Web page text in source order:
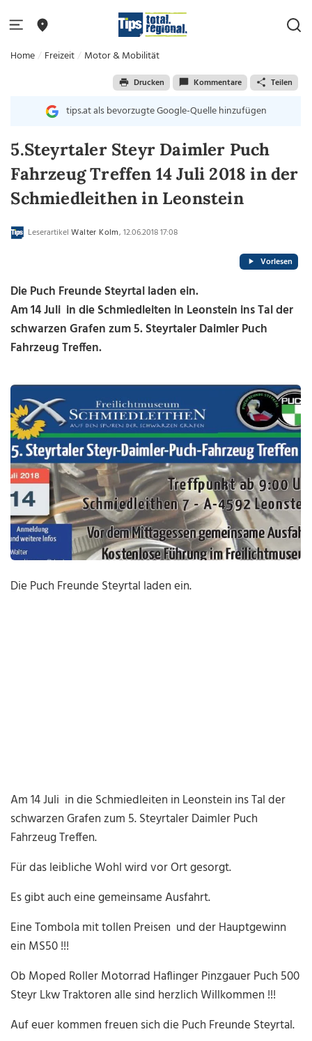
Home Freizeit Motor & Mobilität
Drucken Kommentare Teilen
tips.at als bevorzugte Google-Quelle hinzufügen
5.Steyrtaler Steyr Daimler Puch
Fahrzeug Treffen 14 Juli 2018 in der
Schmiedleithen in Leonstein
LeserartikelWalter Kolm, 12.06.2018 17:08
Vorlesen
Die Puch Freunde Steyrtal laden ein.
Am 14 Juli in die Schmiedleiten in Leonstein ins Tal der
schwarzen Grafen zum 5. Steyrtaler Daimler Puch
Fahrzeug Treffen.
Die Puch Freunde Steyrtal laden ein.
Am 14 Juli in die Schmiedleiten in Leonstein ins Tal der
schwarzen Grafen zum 5. Steyrtaler Daimler Puch
Fahrzeug Treffen.
Für das leibliche Wohl wird vor Ort gesorgt.
Es gibt auch eine gemeinsame Ausfahrt.
Eine Tombola mit tollen Preisen und der Hauptgewinn
ein MS50 !!!
Ob Moped Roller Motorrad Haflinger Pinzgauer Puch 500
Steyr Lkw Traktoren alle sind herzlich Willkommen !!!
Auf euer kommen freuen sich die Puch Freunde Steyrtal.